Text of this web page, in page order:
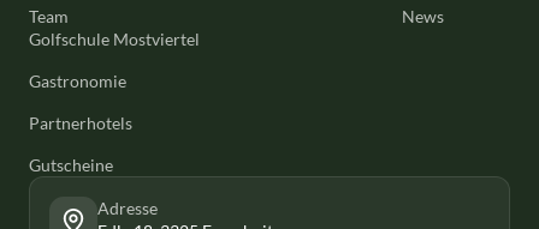
Team
News
Golfschule Mostviertel
Gastronomie
Partnerhotels
Gutscheine
Adresse